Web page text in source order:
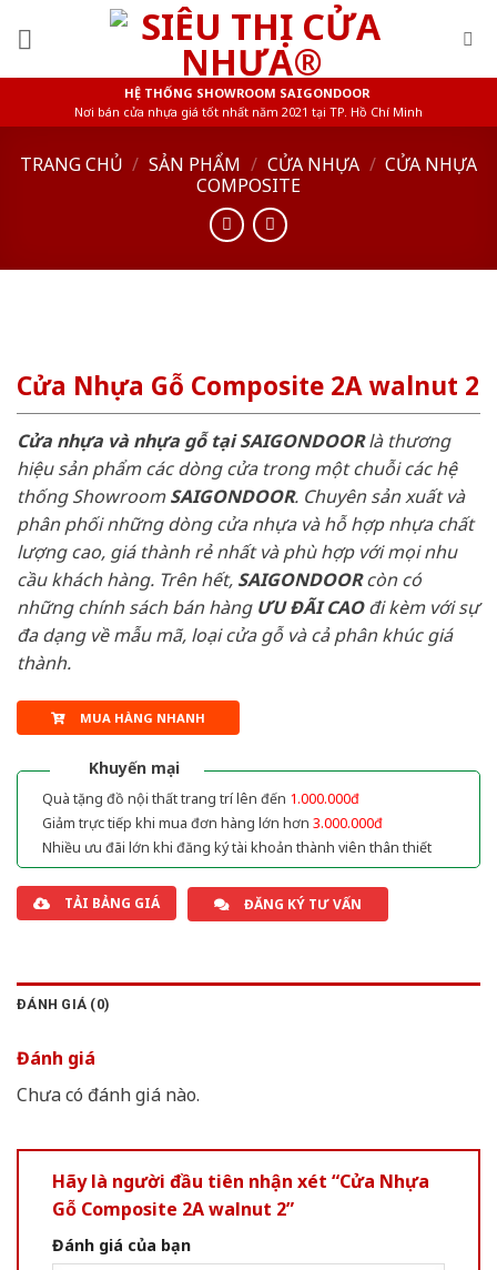
HỆ THỐNG SHOWROOM SAIGONDOOR
Nơi bán cửa nhựa giá tốt nhất năm 2021 tại TP. Hồ Chí Minh
TRANG CHỦ / SẢN PHẨM / CỬA NHỰA / CỬA NHỰA
COMPOSITE
Cửa Nhựa Gỗ Composite 2A walnut 2
Cửa nhựa và nhựa gỗ tại SAIGONDOORlà thương
hiệu sản phẩm các dòng cửa trong một chuỗi các hệ
thống ShowroomSAIGONDOOR. Chuyên sản xuất và
phân phối những dòng cửa nhựa và hỗ hợp nhựa chất
lượng cao, giá thành rẻ nhất và phù hợp với mọi nhu
cầu khách hàng. Trên hết, SAIGONDOORcòn có
những chính sách bán hàng ƯU ĐÃI CAOđi kèm với sự
đa dạng về mẫu mã, loại cửa gỗ và cả phân khúc giá
thành.
MUA HÀNG NHANH
Khuyến mại
Quà tặng đồ nội thất trang trí lên đến 1.000.000đ
Giảm trực tiếp khi mua đơn hàng lớn hơn 3.000.000đ
Nhiều ưu đãi lớn khi đăng ký tài khoản thành viên thân thiết
TẢI BẢNG GIÁ ĐĂNG KÝ TƯ VẤN
ĐÁNH GIÁ (0)
Đánh giá
Chưa có đánh giá nào.
Hãy là người đầu tiên nhận xét “Cửa Nhựa
Gỗ Composite 2A walnut 2”
Đánh giá của bạn